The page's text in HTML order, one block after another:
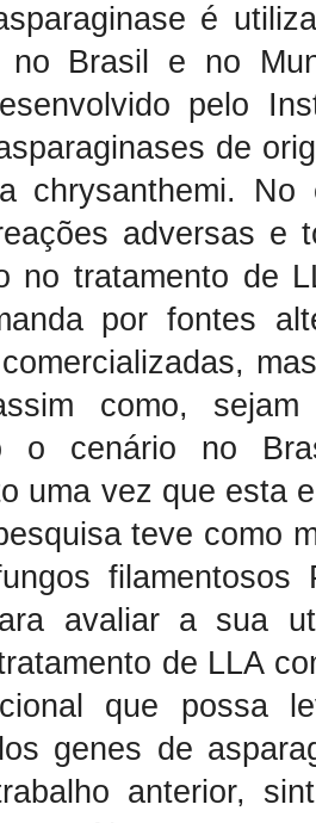
é
no Brasil e no
pelo
de
chrysanthemi. No
adversas e
no tratamento de
por fontes
como,
o cenário no
uma vez que esta
teve como
avaliar a sua
de LLA
que possa
genes de
anterior,